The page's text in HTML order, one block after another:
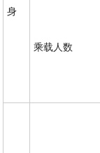
身
乘载人数